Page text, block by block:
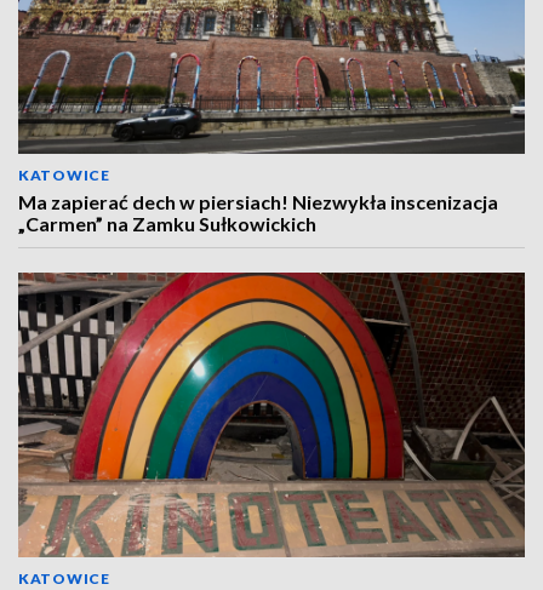
KATOWICE
Ma zapierać dech w piersiach! Niezwykła inscenizacja
„Carmen” na Zamku Sułkowickich
KATOWICE